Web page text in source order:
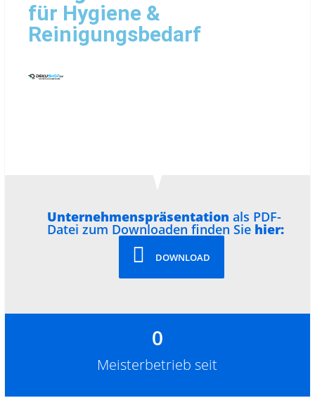
für Hygiene &
Reinigungsbedarf
Unternehmenspräsentation als PDF-
Datei zum Downloaden finden Sie hier:
DOWNLOAD
0
Meisterbetrieb seit